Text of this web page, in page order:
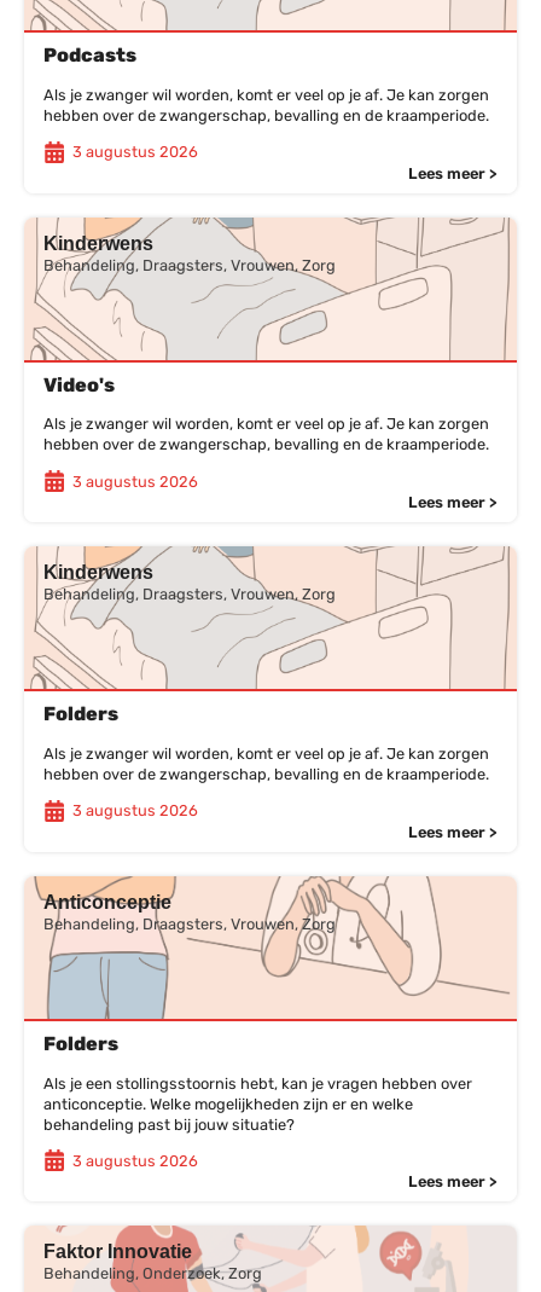
Podcasts
Als je zwanger wil worden, komt er veel op je af. Je kan zorgen
hebben over de zwangerschap, bevalling en de kraamperiode.
3 augustus 2026
Lees meer >
Kinderwens
Behandeling, Draagsters, Vrouwen, Zorg
Video's
Als je zwanger wil worden, komt er veel op je af. Je kan zorgen
hebben over de zwangerschap, bevalling en de kraamperiode.
3 augustus 2026
Lees meer >
Kinderwens
Behandeling, Draagsters, Vrouwen, Zorg
Folders
Als je zwanger wil worden, komt er veel op je af. Je kan zorgen
hebben over de zwangerschap, bevalling en de kraamperiode.
3 augustus 2026
Lees meer >
Anticonceptie
Behandeling, Draagsters, Vrouwen, Zorg
Folders
Als je een stollingsstoornis hebt, kan je vragen hebben over
anticonceptie. Welke mogelijkheden zijn er en welke
behandeling past bij jouw situatie?
3 augustus 2026
Lees meer >
Faktor Innovatie
Behandeling, Onderzoek, Zorg